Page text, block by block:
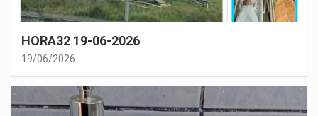
HORA32 19-06-2026
19/06/2026